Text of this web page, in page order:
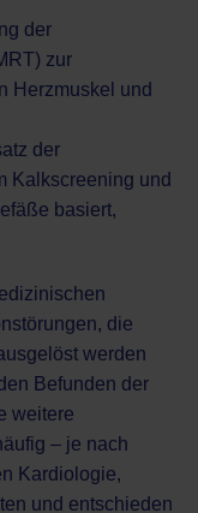
der
zur
Herzmuskel und
der
Kalkscreening und
basiert,
die
werden
Befunden der
weitere
– je nach
Kardiologie,
und entschieden